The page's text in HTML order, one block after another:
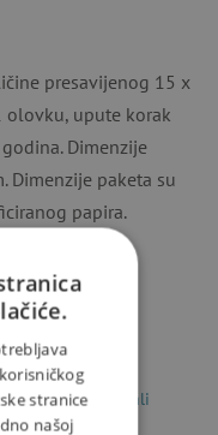
presavijenog 15 x
olovku, upute korak
Dimenzije
Dimenzije paketa su
papira.
dječju sobu i mali
stranice
našoj